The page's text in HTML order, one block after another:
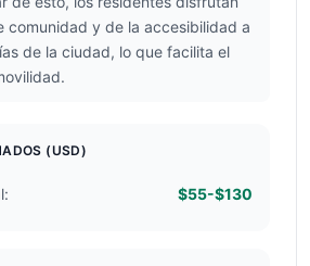
comunidad y de la accesibilidad a
de la ciudad, lo que facilita el
(USD)
$55-$130